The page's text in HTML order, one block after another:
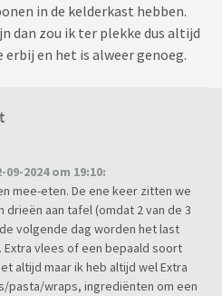
in de kelderkast hebben.
dan zou ik ter plekke dus altijd
erbij en het is alweer genoeg.
2024 om 19:10:
mee-eten. De ene keer zitten we
aan tafel (omdat 2 van de 3
volgende dag worden het last
Extra vlees of een bepaald soort
altijd maar ik heb altijd wel Extra
pasta/wraps, ingrediënten om een